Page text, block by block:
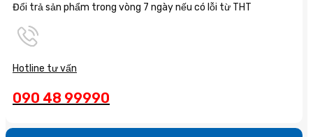
Đổi trả sản phẩm trong vòng 7 ngày nếu có lỗi từ THT
Hotline tư vấn
090 48 99990